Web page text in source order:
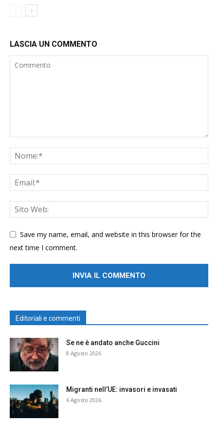
LASCIA UN COMMENTO
Save my name, email, and website in this browser for the
next time I comment.
Editoriali e commenti
Se ne è andato anche Guccini
8 Agosto 2026
Migranti nell’UE: invasori e invasati
6 Agosto 2026